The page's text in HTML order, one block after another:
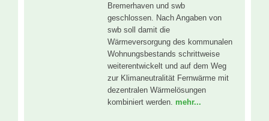
Bremerhaven und swb
geschlossen. Nach Angaben von
swb soll damit die
Wärmeversorgung des kommunalen
Wohnungsbestands schrittweise
weiterentwickelt und auf dem Weg
zur Klimaneutralität Fernwärme mit
dezentralen Wärmelösungen
kombiniert werden. mehr...